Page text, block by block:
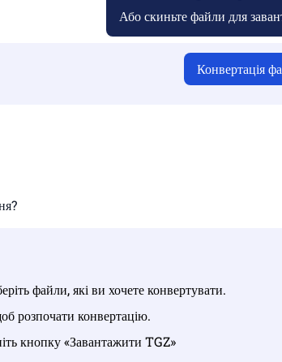
Або скиньте файли для
Конвертація
файли, які ви хочете конвертувати.
розпочати конвертацію.
кнопку «Завантажити TGZ»